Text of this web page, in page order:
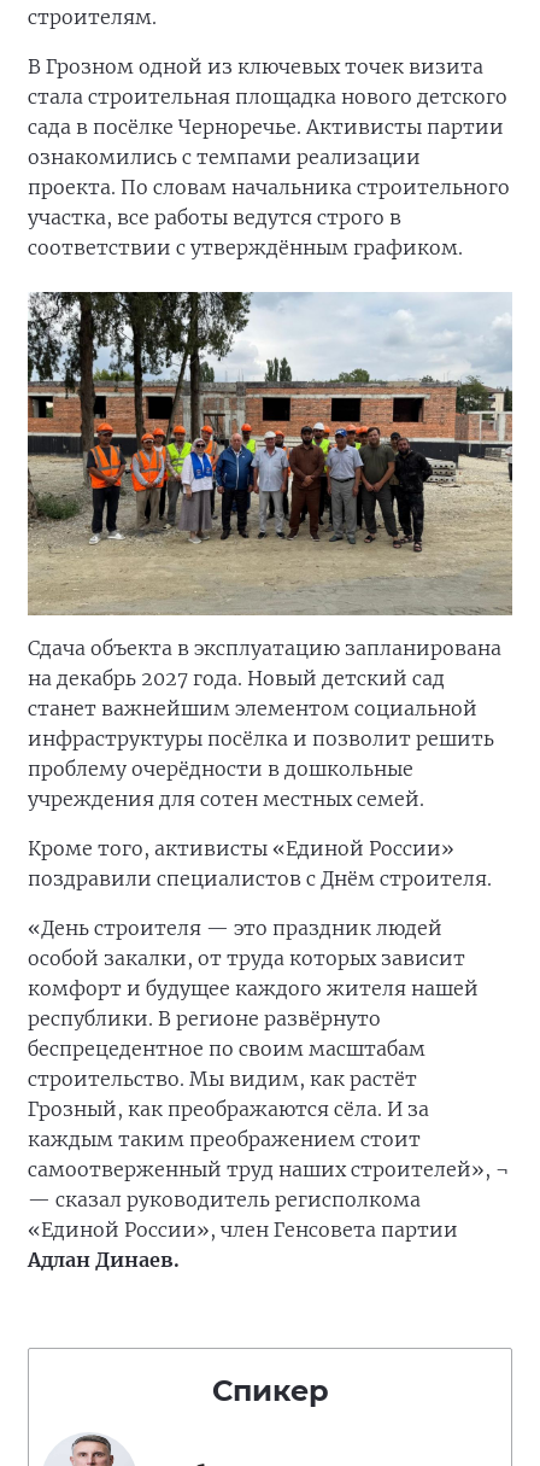
строителям.
В Грозном одной из ключевых точек визита
стала строительная площадка нового детского
сада в посёлке Черноречье. Активисты партии
ознакомились с темпами реализации
проекта. По словам начальника строительного
участка, все работы ведутся строго в
соответствии с утверждённым графиком.
Сдача объекта в эксплуатацию запланирована
на декабрь 2027 года. Новый детский сад
станет важнейшим элементом социальной
инфраструктуры посёлка и позволит решить
проблему очерёдности в дошкольные
учреждения для сотен местных семей.
Кроме того, активисты «Единой России»
поздравили специалистов с Днём строителя.
«День строителя — это праздник людей
особой закалки, от труда которых зависит
комфорт и будущее каждого жителя нашей
республики. В регионе развёрнуто
беспрецедентное по своим масштабам
строительство. Мы видим, как растёт
Грозный, как преображаются сёла. И за
каждым таким преображением стоит
самоотверженный труд наших строителей», ¬
— сказал руководитель регисполкома
«Единой России», член Генсовета партии
Адлан Динаев.
Спикер